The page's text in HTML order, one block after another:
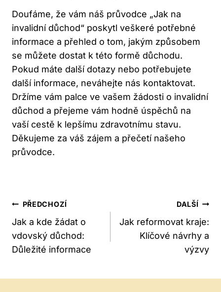
Doufáme, že vám náš průvodce „Jak na
invalidní důchod“ poskytl veškeré potřebné
informace a přehled o tom, jakým způsobem
se můžete dostat k této formě důchodu.
Pokud máte další dotazy nebo potřebujete
další informace, neváhejte nás kontaktovat.
Držíme vám palce ve vašem žádosti o invalidní
důchod a přejeme vám hodně úspěchů na
vaší cestě k lepšímu zdravotnímu stavu.
Děkujeme za váš zájem a přečetí našeho
průvodce.
Navigace
Pro
Příspěvek
PŘEDCHOZÍ
Jak a kde žádat o
vdovský důchod:
Důležité informace
DALŠÍ
Jak reformovat kraje:
Klíčové návrhy a
výzvy